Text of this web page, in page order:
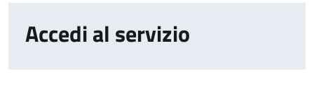
Accedi al servizio